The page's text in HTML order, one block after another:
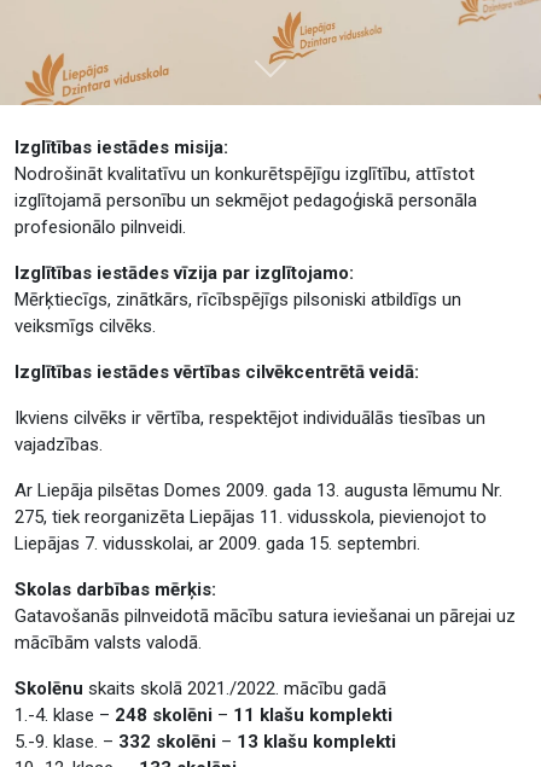
Tālāk
Izglītības iestādes misija:
Nodrošināt kvalitatīvu un konkurētspējīgu izglītību, attīstot
izglītojamā personību un sekmējot pedagoģiskā personāla
profesionālo pilnveidi.
Izglītības iestādes vīzija par izglītojamo:
Mērķtiecīgs, zinātkārs, rīcībspējīgs pilsoniski atbildīgs un
veiksmīgs cilvēks.
Izglītības iestādes vērtības cilvēkcentrētā veidā:
Ikviens cilvēks ir vērtība, respektējot individuālās tiesības un
vajadzības.
Ar Liepāja pilsētas Domes 2009. gada 13. augusta lēmumu Nr.
275, tiek reorganizēta Liepājas 11. vidusskola, pievienojot to
Liepājas 7. vidusskolai, ar 2009. gada 15. septembri.
Skolas darbības mērķis:
Gatavošanās pilnveidotā mācību satura ieviešanai un pārejai uz
mācībām valsts valodā.
Skolēnu skaits skolā 2021./2022. mācību gadā
1.-4. klase – 248 skolēni – 11 klašu komplekti
5.-9. klase. – 332 skolēni – 13 klašu komplekti